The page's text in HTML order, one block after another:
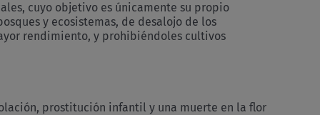
cuyo objetivo es únicamente su propio
y ecosistemas, de desalojo de los
rendimiento, y prohibiéndoles cultivos
prostitución infantil y una muerte en la flor